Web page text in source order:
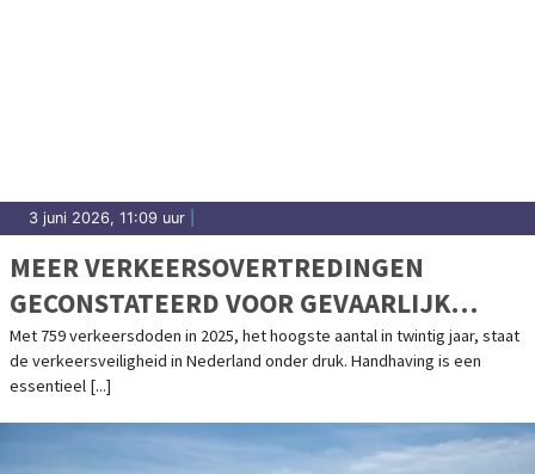
3 juni 2026, 11:09 uur
MEER VERKEERSOVERTREDINGEN
GECONSTATEERD VOOR GEVAARLIJK
RIJGEDRAG
Met 759 verkeersdoden in 2025, het hoogste aantal in twintig jaar, staat
de verkeersveiligheid in Nederland onder druk. Handhaving is een
essentieel [...]